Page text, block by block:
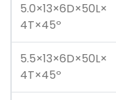
5.0×13×6D×50L×
4T×45º
5.5×13×6D×50L×
4T×45º